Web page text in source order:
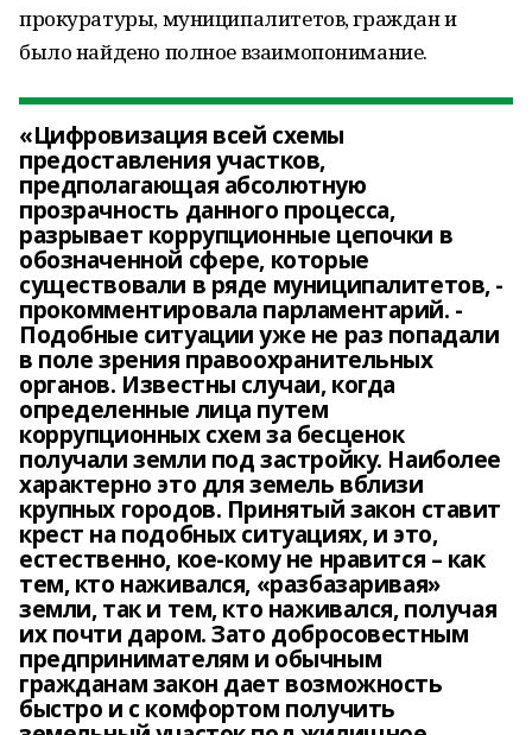
прокуратуры, муниципалитетов, граждан и
было найдено полное взаимопонимание.
«Цифровизация всей схемы
предоставления участков,
предполагающая абсолютную
прозрачность данного процесса,
разрывает коррупционные цепочки в
обозначенной сфере, которые
существовали в ряде муниципалитетов, -
прокомментировала парламентарий. -
Подобные ситуации уже не раз попадали
в поле зрения правоохранительных
органов. Известны случаи, когда
определенные лица путем
коррупционных схем за бесценок
получали земли под застройку. Наиболее
характерно это для земель вблизи
крупных городов. Принятый закон ставит
крест на подобных ситуациях, и это,
естественно, кое-кому не нравится – как
тем, кто наживался, «разбазаривая»
земли, так и тем, кто наживался, получая
их почти даром. Зато добросовестным
предпринимателям и обычным
гражданам закон дает возможность
быстро и с комфортом получить